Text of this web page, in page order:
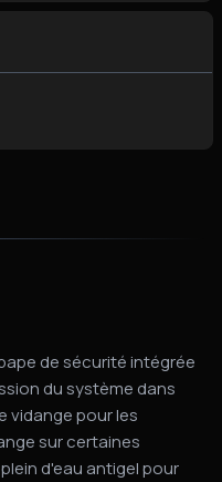
de sécurité intégrée
du système dans
vidange pour les
sur certaines
d'eau antigel pour